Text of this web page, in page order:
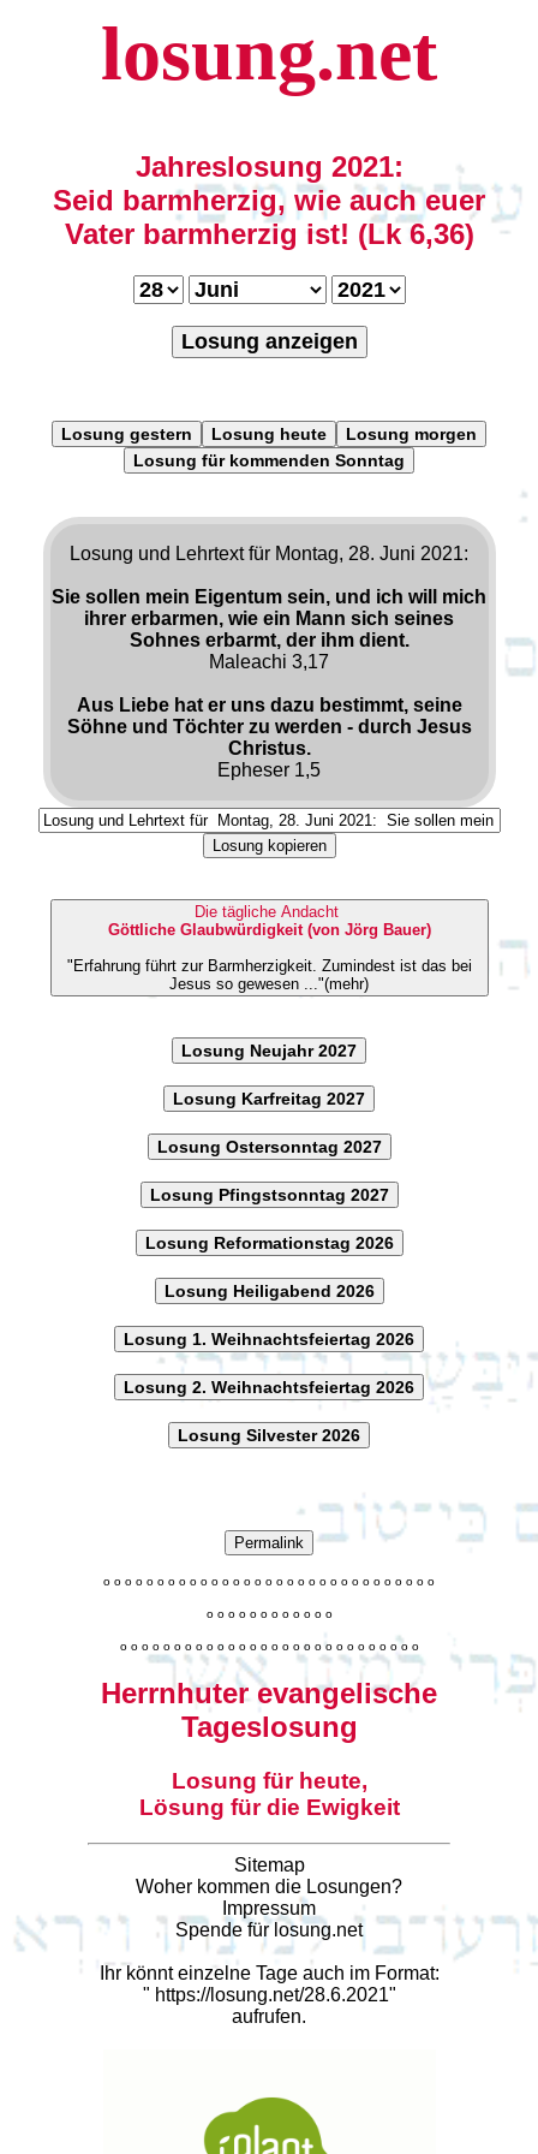
losung.net
Jahreslosung 2021:
Seid barmherzig, wie auch euer
Vater barmherzig ist! (Lk 6,36)
Losung anzeigen
Losung gestern Losung heute
Losung morgen
Losung für kommenden Sonntag
Losung und Lehrtext für Montag, 28. Juni 2021:
Sie sollen mein Eigentum sein, und ich will mich
ihrer erbarmen, wie ein Mann sich seines
Sohnes erbarmt, der ihm dient.
Maleachi 3,17
Aus Liebe hat er uns dazu bestimmt, seine
Söhne und Töchter zu werden - durch Jesus
Christus.
Epheser 1,5
Losung kopieren
Die tägliche Andacht
Göttliche Glaubwürdigkeit (von Jörg Bauer)
"Erfahrung führt zur Barmherzigkeit. Zumindest ist das bei
Jesus so gewesen ..."(mehr)
Losung Neujahr 2027
Losung Karfreitag 2027
Losung Ostersonntag 2027
Losung Pfingstsonntag 2027
Losung Reformationstag 2026
Losung Heiligabend 2026
Losung 1. Weihnachtsfeiertag 2026
Losung 2. Weihnachtsfeiertag 2026
Losung Silvester 2026
Permalink
o o o o o o o o o o o o o o o o o o o o o o o o o o o o o o o
o o o o o o o o o o o o
o o o o o o o o o o o o o o o o o o o o o o o o o o o o
Herrnhuter evangelische
Tageslosung
Losung für heute,
Lösung für die Ewigkeit
Sitemap
Woher kommen die Losungen?
Impressum
Spende für losung.net
Ihr könnt einzelne Tage auch im Format:
" https://losung.net/28.6.2021"
aufrufen.